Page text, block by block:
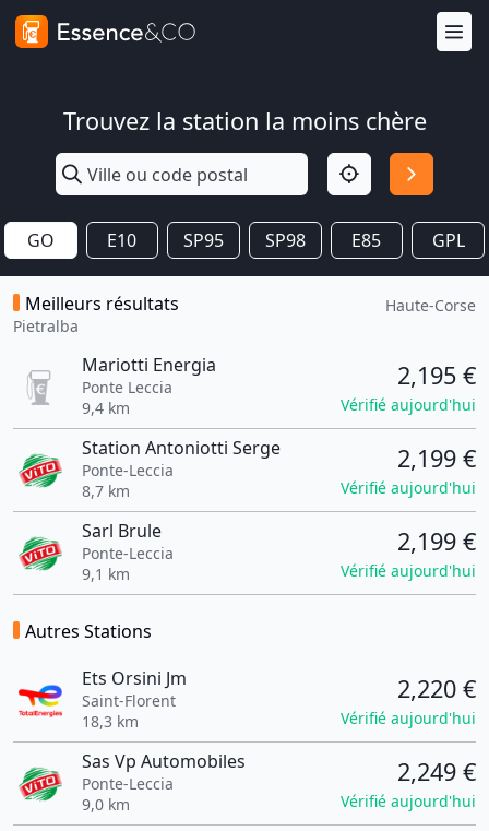
Trouvez la station la moins chère
GO E10 SP95 SP98 E85 GPL
Meilleurs résultats
Pietralba
Haute-Corse
Mariotti Energia
Ponte Leccia
9,4 km
2,195 €
Vérifié aujourd'hui
Station Antoniotti Serge
Ponte-Leccia
8,7 km
2,199 €
Vérifié aujourd'hui
Sarl Brule
Ponte-Leccia
9,1 km
2,199 €
Vérifié aujourd'hui
Autres Stations
Ets Orsini Jm
Saint-Florent
18,3 km
2,220 €
Vérifié aujourd'hui
Sas Vp Automobiles
Ponte-Leccia
9,0 km
2,249 €
Vérifié aujourd'hui